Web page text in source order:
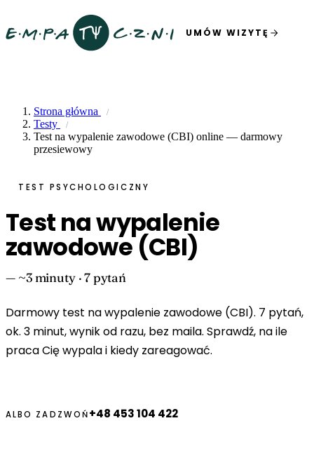
UMÓW WIZYTĘ
Strona główna
Testy
Test na wypalenie zawodowe (CBI) online — darmowy
przesiewowy
TEST PSYCHOLOGICZNY
Test na wypalenie
zawodowe (CBI)
— ~3 minuty · 7 pytań
Darmowy test na wypalenie zawodowe (CBI). 7 pytań,
ok. 3 minut, wynik od razu, bez maila. Sprawdź, na ile
praca Cię wypala i kiedy zareagować.
ALBO ZADZWOŃ+48 453 104 422